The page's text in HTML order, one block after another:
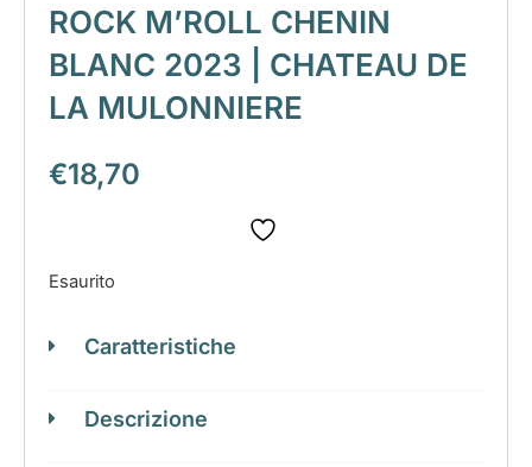
ROCK M’ROLL CHENIN
BLANC 2023 | CHATEAU DE
LA MULONNIERE
€18,70
Esaurito
Caratteristiche
Descrizione